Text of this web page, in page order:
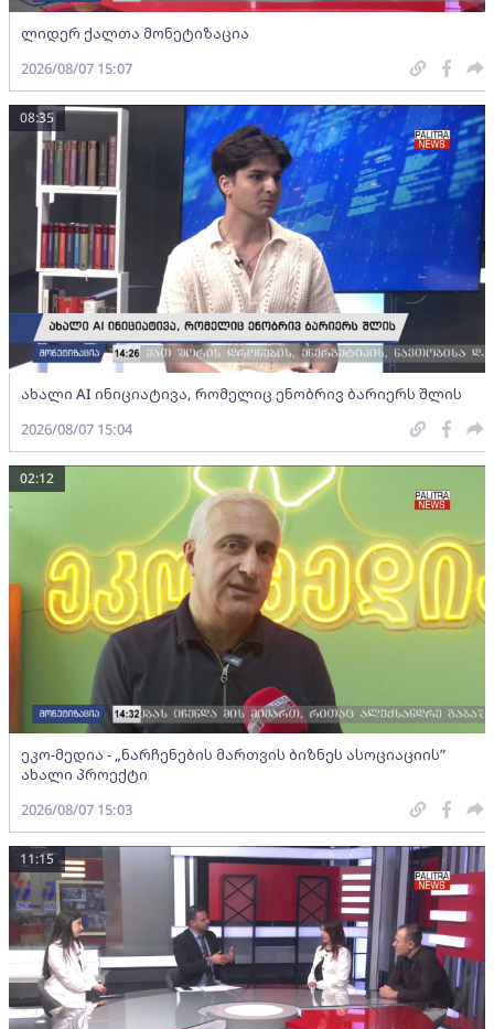
ლიდერ ქალთა მონეტიზაცია
2026/08/07 15:07
ახალი AI ინიციატივა, რომელიც ენობრივ ბარიერს შლის
08:35
2026/08/07 15:04
ეკო-მედია - „ნარჩენების მართვის ბიზნეს ასოციაციის”
ახალი პროექტი
02:12
2026/08/07 15:03
11:15